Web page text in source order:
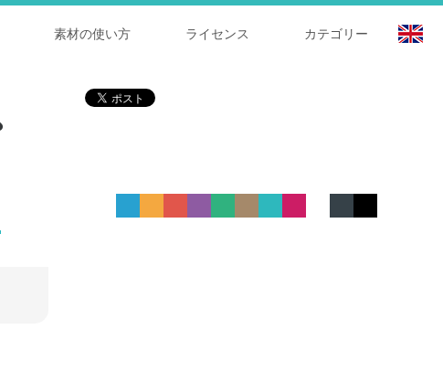
カテゴリー
ライセンス
素材の使い方